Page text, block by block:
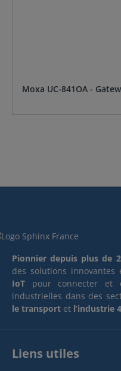
Moxa UC-841OA -
Pionnier depuis plus de
des solutions
IoT pour connecter et
industrielles dans des
le transport et l’industrie
Liens utiles